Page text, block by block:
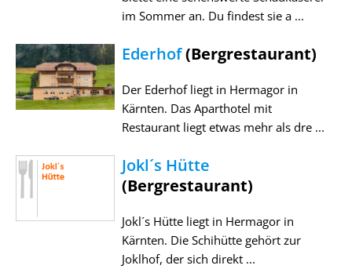
im Sommer an. Du findest sie a ...
Ederhof(Bergrestaurant)
Der Ederhof liegt in Hermagor in
Kärnten. Das Aparthotel mit
Restaurant liegt etwas mehr als dre ...
Jokl´s Hütte
(Bergrestaurant)
Jokl´s Hütte liegt in Hermagor in
Kärnten. Die Schihütte gehört zur
Joklhof, der sich direkt ...